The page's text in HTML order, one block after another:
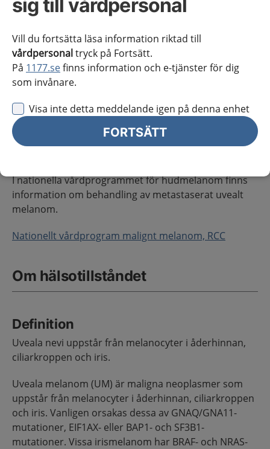
sig till vårdpersonal
Vill du fortsätta läsa information riktad till
vårdpersonaltryck på Fortsätt.
På 1177.sefinns information och e-tjänster för dig
som invånare.
Visa inte detta meddelande igen på denna enhet
FORTSÄTT
Kunskapsstödet ger rekommendationer om
handläggning av uveala nevi och melanom.
Standardiserat vårdförlopp vid cancer
Standardiserat vårdförlopp för ögontumörer finns
inte i dagsläget.
I nationella vårdprogrammet för hudmelanom finns
information om behandling av metastaserat uvealt
melanom.
Nationellt vårdprogram malignt melanom, RCC
Om hälsotillståndet
Definition
Uveala nevi uppstår från melanocyter i åderhinnan,
ciliarkroppen och iris.
Uveala melanom (UM) är maligna neoplasmer som
uppstår från melanocyter i åderhinnan, ciliarkroppen
och iris. Vanligen orsakas dessa av GNAQ/GNA11-
mutationer, EIF1AX- eller BAP1- och SF3B1-
mutationer. Vissa irismelanom har BRAF- och NRAS-